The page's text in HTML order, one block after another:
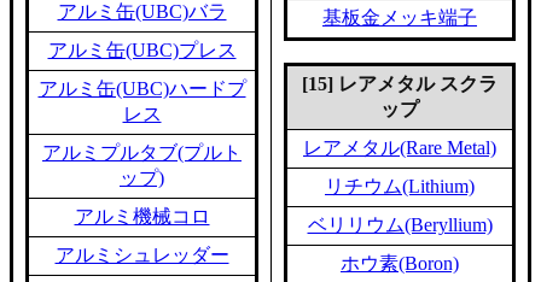
アルミ缶(UBC)バラ
アルミ缶(UBC)プレス
アルミ缶(UBC)ハードプ
レス
アルミプルタブ(プルト
ップ)
アルミ機械コロ
アルミシュレッダー
基板金メッキ端子
[15] レアメタル スクラ
ップ
レアメタル(Rare Metal)
リチウム(Lithium)
ベリリウム(Beryllium)
ホウ素(Boron)